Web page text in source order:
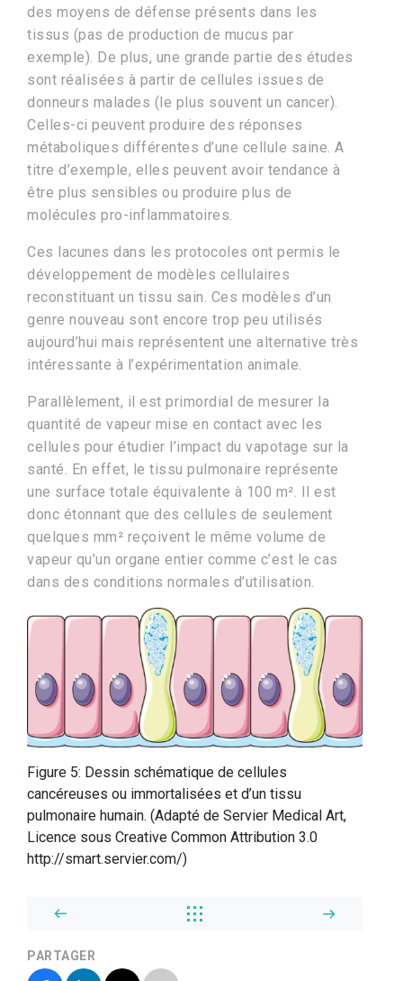
des moyens de défense présents dans les
tissus (pas de production de mucus par
exemple). De plus, une grande partie des études
sont réalisées à partir de cellules issues de
donneurs malades (le plus souvent un cancer).
Celles-ci peuvent produire des réponses
métaboliques différentes d’une cellule saine. A
titre d’exemple, elles peuvent avoir tendance à
être plus sensibles ou produire plus de
molécules pro-inflammatoires.
Ces lacunes dans les protocoles ont permis le
développement de modèles cellulaires
reconstituant un tissu sain. Ces modèles d’un
genre nouveau sont encore trop peu utilisés
aujourd’hui mais représentent une alternative très
intéressante à l’expérimentation animale.
Parallèlement, il est primordial de mesurer la
quantité de vapeur mise en contact avec les
cellules pour étudier l’impact du vapotage sur la
santé. En effet, le tissu pulmonaire représente
une surface totale équivalente à 100 m². Il est
donc étonnant que des cellules de seulement
quelques mm² reçoivent le même volume de
vapeur qu’un organe entier comme c’est le cas
dans des conditions normales d’utilisation.
Figure 5: Dessin schématique de cellules
cancéreuses ou immortalisées et d’un tissu
pulmonaire humain. (Adapté de Servier Medical Art,
Licence sous Creative Common Attribution 3.0
http://smart.servier.com/)
PARTAGER